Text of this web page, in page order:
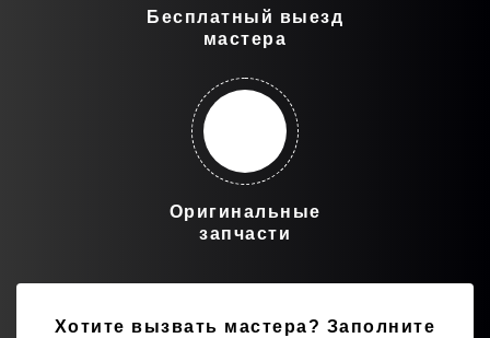
Бесплатный выезд
мастера
Оригинальные
запчасти
Хотите вызвать мастера? Заполните